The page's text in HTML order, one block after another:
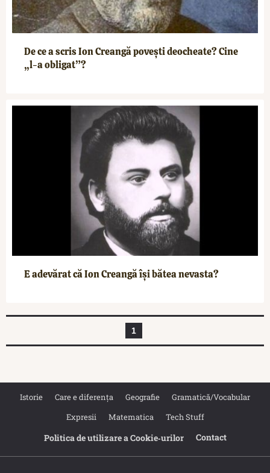
De ce a scris Ion Creangă povești deocheate? Cine
„l-a obligat”?
E adevărat că Ion Creangă își bătea nevasta?
1
Istorie Care e diferența Geografie
Gramatică/Vocabular
Expresii
Matematica Tech Stuff
Politica de utilizare a Cookie‐urilor Contact